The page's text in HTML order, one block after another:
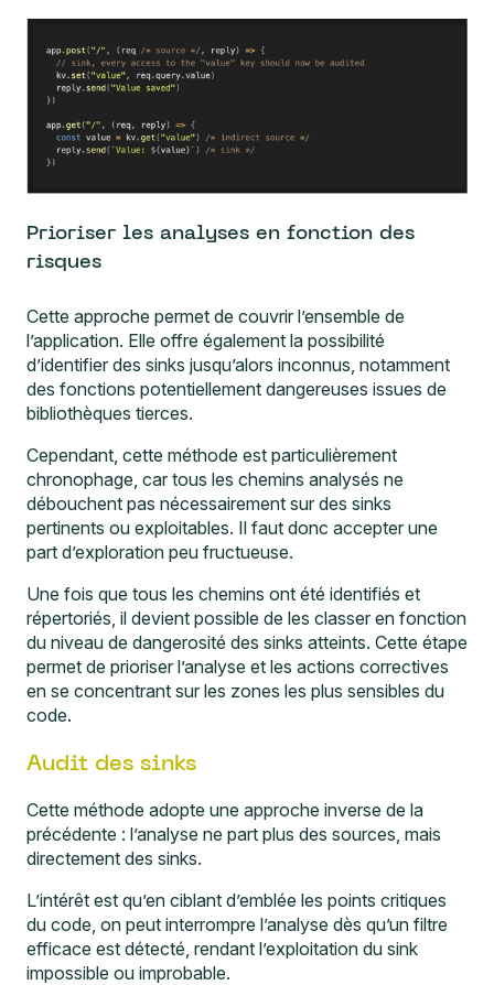
Prioriser les analyses en fonction des
risques
Cette approche permet de couvrir l’ensemble de
l’application. Elle offre également la possibilité
d’identifier des sinks jusqu’alors inconnus, notamment
des fonctions potentiellement dangereuses issues de
bibliothèques tierces.
Cependant, cette méthode est particulièrement
chronophage, car tous les chemins analysés ne
débouchent pas nécessairement sur des sinks
pertinents ou exploitables. Il faut donc accepter une
part d’exploration peu fructueuse.
Une fois que tous les chemins ont été identifiés et
répertoriés, il devient possible de les classer en fonction
du niveau de dangerosité des sinks atteints. Cette étape
permet de prioriser l’analyse et les actions correctives
en se concentrant sur les zones les plus sensibles du
code.
Audit des sinks
Cette méthode adopte une approche inverse de la
précédente : l’analyse ne part plus des sources, mais
directement des sinks.
L’intérêt est qu’en ciblant d’emblée les points critiques
du code, on peut interrompre l’analyse dès qu’un filtre
efficace est détecté, rendant l’exploitation du sink
impossible ou improbable.